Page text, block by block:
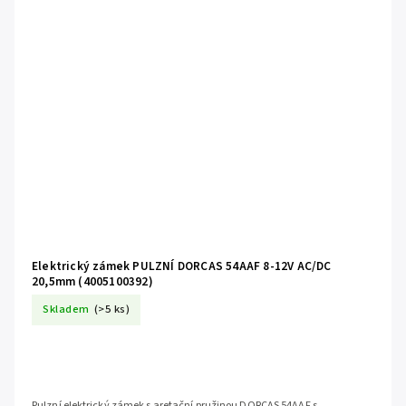
Elektrický zámek PULZNÍ DORCAS 54AAF 8-12V AC/DC
20,5mm (4005100392)
Skladem (>5 ks)